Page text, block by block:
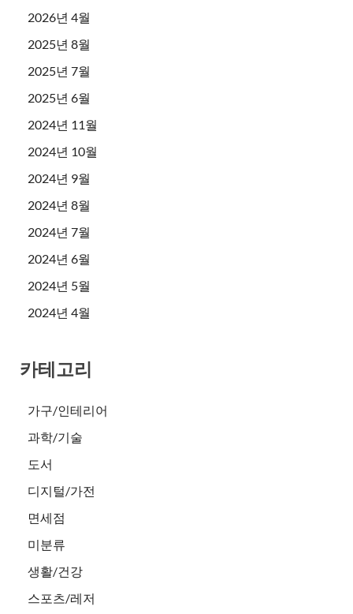
2026년 4월
2025년 8월
2025년 7월
2025년 6월
2024년 11월
2024년 10월
2024년 9월
2024년 8월
2024년 7월
2024년 6월
2024년 5월
2024년 4월
카테고리
가구/인테리어
과학/기술
도서
디지털/가전
면세점
미분류
생활/건강
스포츠/레저